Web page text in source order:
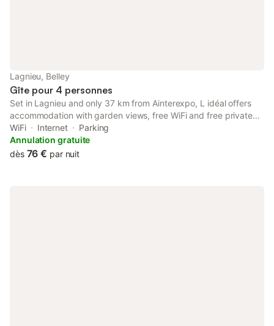
Lagnieu, Belley
Gîte pour 4 personnes
Set in Lagnieu and only 37 km from Ainterexpo, L idéal offers
accommodation with garden views, free WiFi and free private
parking. The property features quiet street views and is 44 km
from LDLC Arena and 45 km from Part-Dieu Train Station.
WiFi Internet
Parking
Annulation gratuite
dès 76 € par nuit